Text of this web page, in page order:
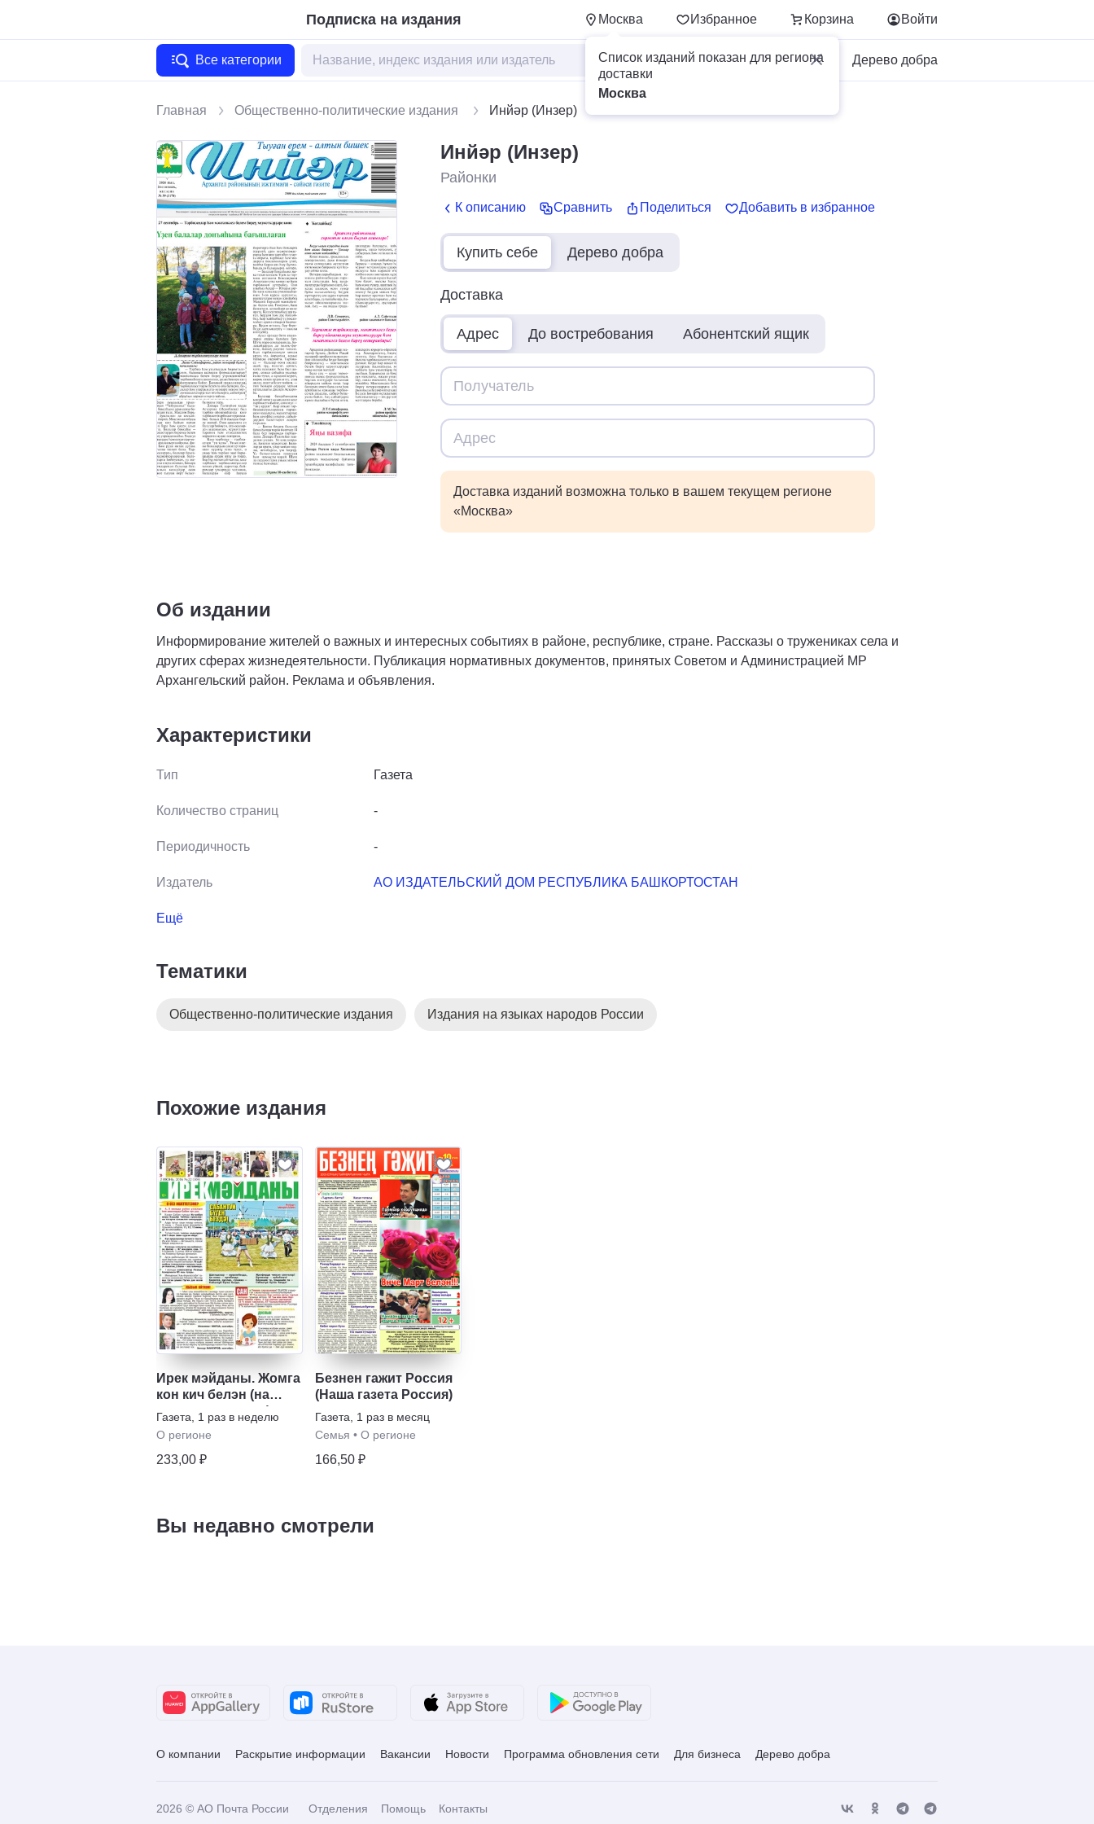
Подписка на издания Москва Избранное Корзина
Список изданий показан для региона
доставки
Москва
Войти
Все категории Для бизнеса Дерево добра
Главная Общественно-политические издания Инйәр (Инзер)
Инйәр (Инзер)
Районки
К описанию Сравнить Поделиться Добавить в избранное
Купить себе Дерево добра
Доставка
Адрес До востребования Абонентский ящик
Доставка изданий возможна только в вашем текущем регионе
«Москва»
Об издании
Информирование жителей о важных и интересных событиях в районе, республике, стране. Рассказы о тружениках села и
других сферах жизнедеятельности. Публикация нормативных документов, принятых Советом и Администрацией МР
Архангельский район. Реклама и объявления.
Характеристики
Тип Газета
Количество страниц -
Периодичность -
Издатель АО ИЗДАТЕЛЬСКИЙ ДОМ РЕСПУБЛИКА БАШКОРТОСТАН
Ещё
Тематики
Общественно-политические издания Издания на языках народов России
Похожие издания
Ирек мэйданы. Жомга
кон кич белэн (на
татарском языке)
Газета
1 раз в неделю
О регионе
233,00 ₽
Безнен гажит Россия
(Наша газета Россия)
Газета
1 раз в месяц
Семья • О регионе
166,50 ₽
Вы недавно смотрели
О компании Раскрытие информации Вакансии Новости Программа обновления сети Для бизнеса Дерево добра
2026 © АО Почта России Отделения Помощь Контакты